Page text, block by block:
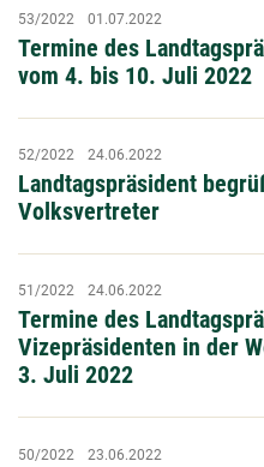
Termine des
vom 4. bis 10. Juli 2022
53/2022 01.07.2022
Landtagspräsident
Volksvertreter
52/2022 24.06.2022
Termine des
Vizepräsidenten in der
3. Juli 2022
51/2022 24.06.2022
50/2022 23.06.2022